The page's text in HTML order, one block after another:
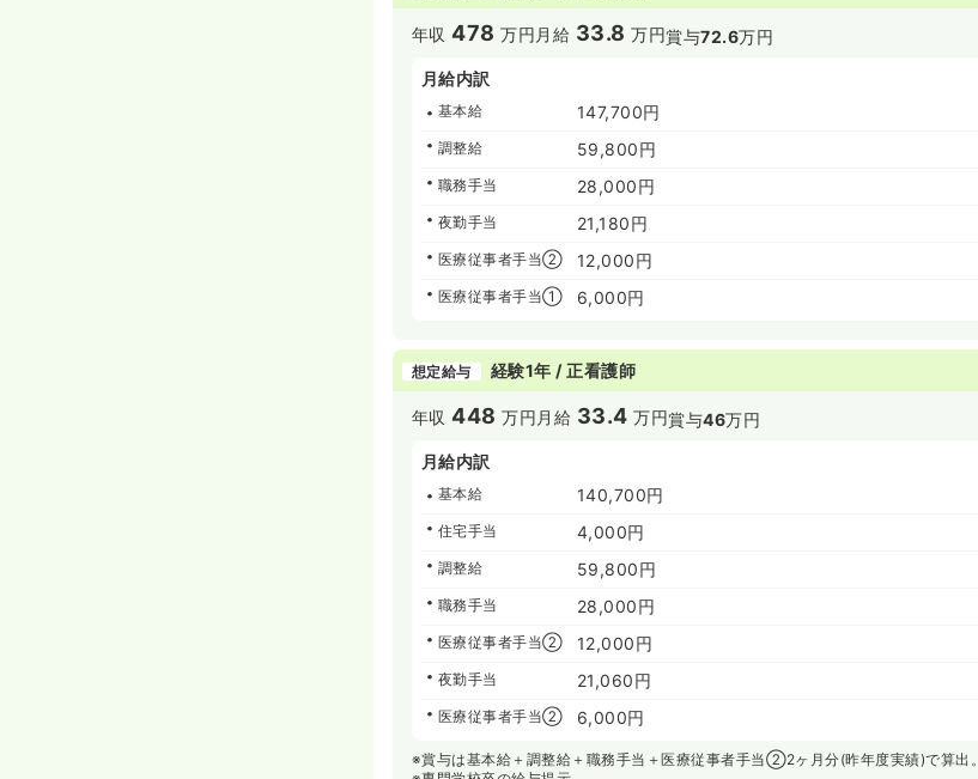
年収478 万円 月給 33.8 万円賞与72.6万円
月給内訳
基本給 147,700円
調整給 59,800円
職務手当 28,000円
夜勤手当 21,180円
医療従事者手当② 12,000円
医療従事者手当① 6,000円
想定給与 経験1年 / 正看護師
年収448 万円 月給 33.4 万円賞与46万円
月給内訳
基本給 140,700円
住宅手当 4,000円
調整給 59,800円
職務手当 28,000円
医療従事者手当② 12,000円
夜勤手当 21,060円
医療従事者手当② 6,000円
※賞与は基本給＋調整給＋職務手当＋医療従事者手当②2ヶ月分(昨年度実績)で算出。